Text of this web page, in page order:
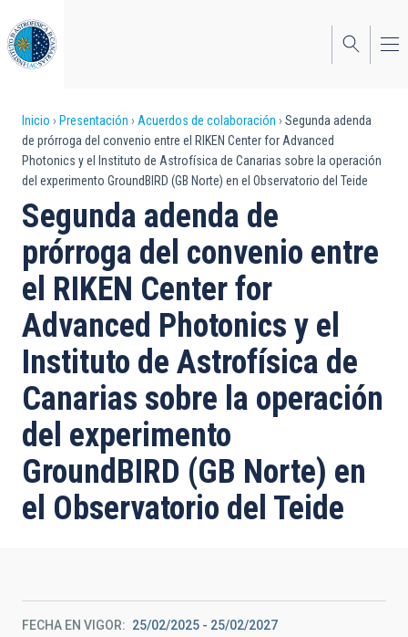
al
contenido
principal
Sobrescribir
enlaces
de
ayuda
a
la
navegación
Inicio Presentación Acuerdos de colaboración
Segunda adenda
de prórroga del convenio entre el RIKEN Center for Advanced
Photonics y el Instituto de Astrofísica de Canarias sobre la operación
del experimento GroundBIRD (GB Norte) en el Observatorio del Teide
Segunda adenda de
prórroga del convenio entre
el RIKEN Center for
Advanced Photonics y el
Instituto de Astrofísica de
Canarias sobre la operación
del experimento
GroundBIRD (GB Norte) en
el Observatorio del Teide
FECHA EN VIGOR 25/02/2025 - 25/02/2027